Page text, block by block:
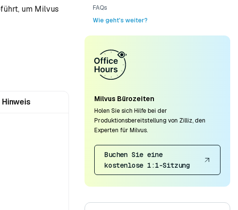
um Milvus
Hinweis
FAQs
Wie geht's weiter?
Milvus Bürozeiten
Holen Sie sich Hilfe bei der
Produktionsbereitstellung von Zilliz, den
Experten für Milvus.
Buchen Sie eine
kostenlose 1:1-Sitzung